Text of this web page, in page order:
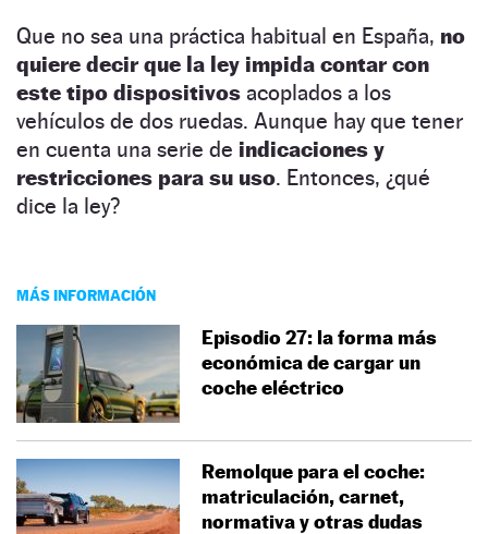
Que no sea una práctica habitual en España, no
quiere decir que la ley impida contar con
este tipo dispositivos acoplados a los
vehículos de dos ruedas. Aunque hay que tener
en cuenta una serie de indicaciones y
restricciones para su uso. Entonces, ¿qué
dice la ley?
MÁS INFORMACIÓN
Episodio 27: la forma más
económica de cargar un
coche eléctrico
Remolque para el coche:
matriculación, carnet,
normativa y otras dudas